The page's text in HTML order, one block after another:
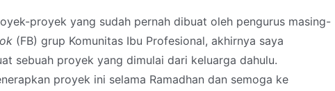
proyek yang sudah pernah dibuat oleh pengurus masing-
(FB) grup Komunitas Ibu Profesional, akhirnya saya
sebuah proyek yang dimulai dari keluarga dahulu.
proyek ini selama Ramadhan dan semoga ke